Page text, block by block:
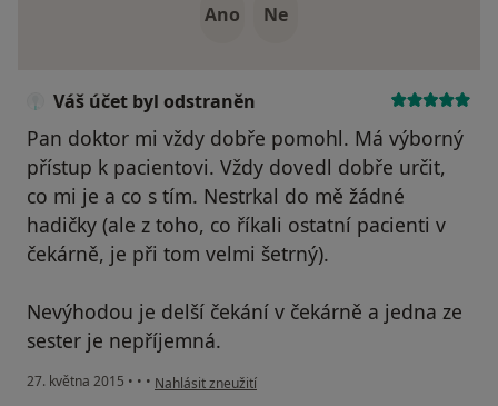
Ano Ne
Váš účet byl odstraněn
Pan doktor mi vždy dobře pomohl. Má výborný
přístup k pacientovi. Vždy dovedl dobře určit,
co mi je a co s tím. Nestrkal do mě žádné
hadičky (ale z toho, co říkali ostatní pacienti v
čekárně, je při tom velmi šetrný).
Nevýhodou je delší čekání v čekárně a jedna ze
sester je nepříjemná.
27. května 2015 • • • podle názoru uživatele Váš účet byl odstraněn
Nahlásit zneužití